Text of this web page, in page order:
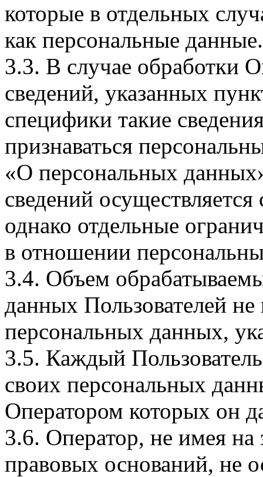
которые в отдельных
как персональные данные.
3.3. В случае обработки
сведений, указанных
специфики такие
признаваться
«О персональных
сведений
однако отдельные
в отношении
3.4. Объем
данных Пользователей
персональных данных,
3.5. Каждый
своих персональных
Оператором которых он
3.6. Оператор, не имея
правовых оснований, не